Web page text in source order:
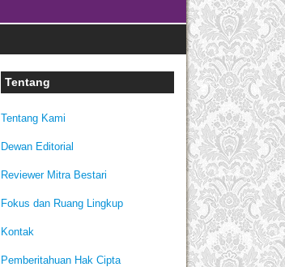
Tentang
Tentang Kami
Dewan Editorial
Reviewer Mitra Bestari
Fokus dan Ruang Lingkup
Kontak
Pemberitahuan Hak Cipta